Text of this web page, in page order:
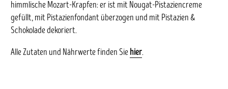
himmlische Mozart-Krapfen: er ist mit Nougat-Pistaziencreme
gefüllt, mit Pistazienfondant überzogen und mit Pistazien &
Schokolade dekoriert.
Alle Zutaten und Nährwerte finden Sie hier.